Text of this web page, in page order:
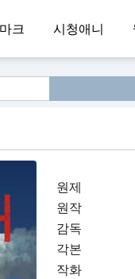
크 시청애니
원제
원작
감독
각본
작화